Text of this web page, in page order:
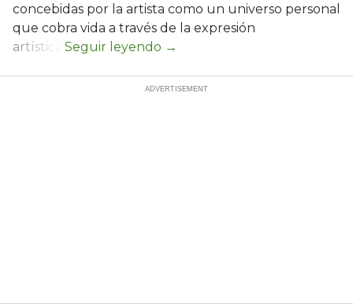
concebidas por la artista como un universo personal
que cobra vida a través de la expresión
artística.